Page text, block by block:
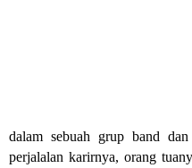
dalam sebuah grup band
perjalalan karirnya, orang